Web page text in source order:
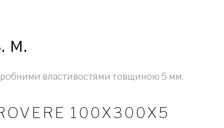
100X300X5
м.
властивостями товщиною 5 мм.